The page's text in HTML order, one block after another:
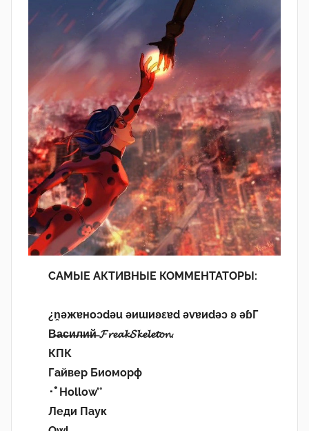
САМЫЕ АКТИВНЫЕ КОММЕНТАТОРЫ:
¿n̯ǝжɐноɔdǝu ǝиɯиʚεɐd ǝvɐиdǝɔ ʚ ǝɓГ
В̶а̶с̶и̶л̶и̶й̶ 𝓕𝓻𝓮𝓪𝓴𝓢𝓴𝓮𝓵𝓮𝓽𝓸𝓷.
КПК
Гайвер Биоморф
･ﾟHollow’°
Леди Паук